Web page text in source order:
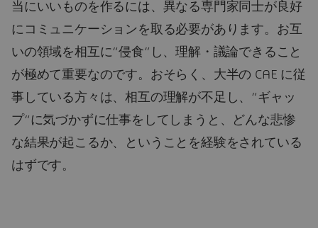
当にいいものを作るには、異なる専門家同士が良好
にコミュニケーションを取る必要があります。お互
いの領域を相互に“侵食”し、理解・議論できること
が極めて重要なのです。おそらく、大半の CAE に従
事している方々は、相互の理解が不足し、“ギャッ
プ“に気づかずに仕事をしてしまうと、どんな悲惨
な結果が起こるか、ということを経験をされている
はずです。